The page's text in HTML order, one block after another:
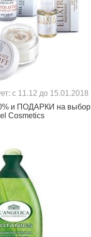
с 11.12 до 15.01.2018
и ПОДАРКИ на выбор
Cosmetics